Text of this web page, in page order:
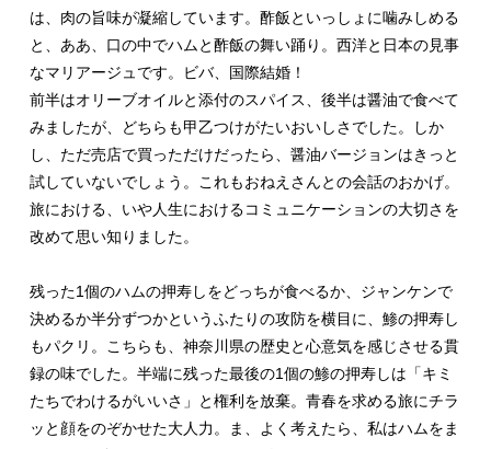
は、肉の旨味が凝縮しています。酢飯といっしょに噛みしめる
と、ああ、口の中でハムと酢飯の舞い踊り。西洋と日本の見事
なマリアージュです。ビバ、国際結婚！
前半はオリーブオイルと添付のスパイス、後半は醤油で食べて
みましたが、どちらも甲乙つけがたいおいしさでした。しか
し、ただ売店で買っただけだったら、醤油バージョンはきっと
試していないでしょう。これもおねえさんとの会話のおかげ。
旅における、いや人生におけるコミュニケーションの大切さを
改めて思い知りました。
残った1個のハムの押寿しをどっちが食べるか、ジャンケンで
決めるか半分ずつかというふたりの攻防を横目に、鯵の押寿し
もパクリ。こちらも、神奈川県の歴史と心意気を感じさせる貫
録の味でした。半端に残った最後の1個の鯵の押寿しは「キミ
たちでわけるがいいさ」と権利を放棄。青春を求める旅にチラ
ッと顔をのぞかせた大人力。ま、よく考えたら、私はハムをま